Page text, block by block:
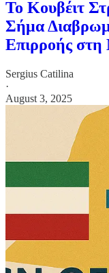
Το Κουβέιτ
Σήμα
Επιρροής
Sergius Catilina
·
August 3, 2025